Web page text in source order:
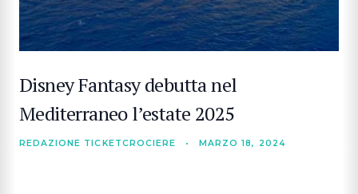
Disney Fantasy debutta nel
Mediterraneo l’estate 2025
REDAZIONE TICKETCROCIERE • MARZO 18, 2024